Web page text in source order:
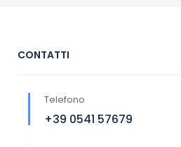
CONTATTI
Telefono
+39 0541 57679